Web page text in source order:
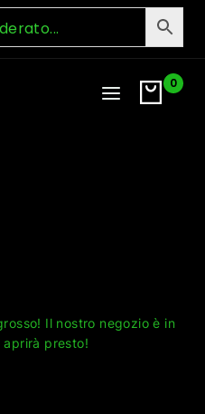
0
Il nostro negozio è in
aprirà presto!